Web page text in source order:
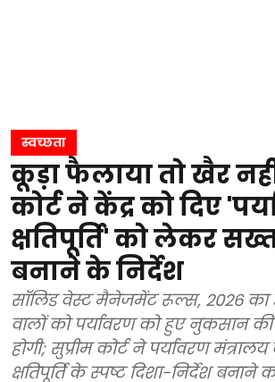
स्वच्छता
कूड़ा फैलाया तो खैर
कोर्ट ने केंद्र को दिए
क्षतिपूर्ति' को लेकर
बनाने के निर्देश
सॉलिड वेस्ट मैनेजमेंट रूल्स, 2026
वालों को पर्यावरण को हुए नुकसान
होगी; सुप्रीम कोर्ट ने पर्यावरण
क्षतिपूर्ति के स्पष्ट दिशा-निर्देश बनाने